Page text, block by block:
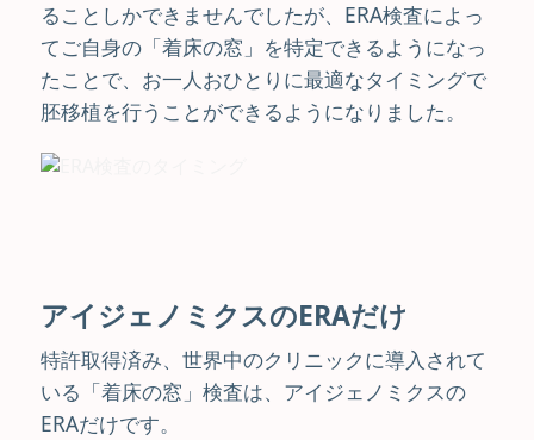
ることしかできませんでしたが、ERA検査によっ
てご自身の「着床の窓」を特定できるようになっ
たことで、お一人おひとりに最適なタイミングで
胚移植を行うことができるようになりました。
アイジェノミクスのERAだけ
特許取得済み、世界中のクリニックに導入されて
いる「着床の窓」検査は、アイジェノミクスの
ERAだけです。